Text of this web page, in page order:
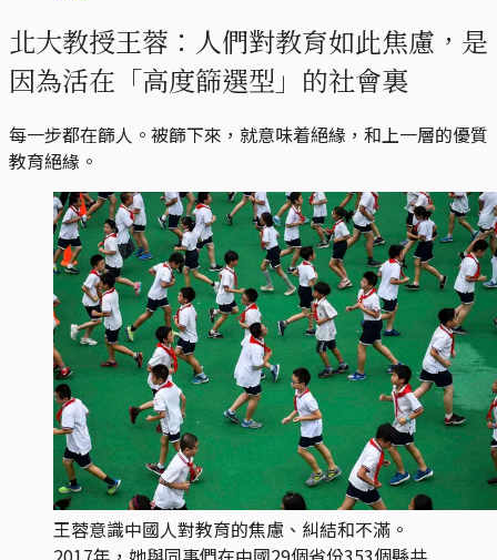
北大教授王蓉：人們對教育如此焦慮，是
因為活在「高度篩選型」的社會裏
每一步都在篩人。被篩下來，就意味着絕緣，和上一層的優質
教育絕緣。
王蓉意識中國人對教育的焦慮、糾結和不滿。